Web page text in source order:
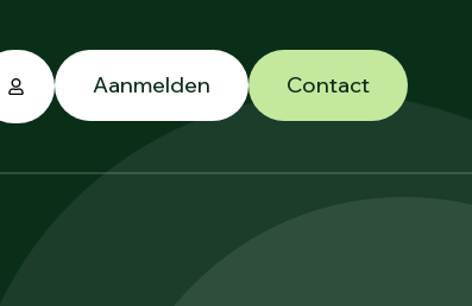
Aanmelden Contact